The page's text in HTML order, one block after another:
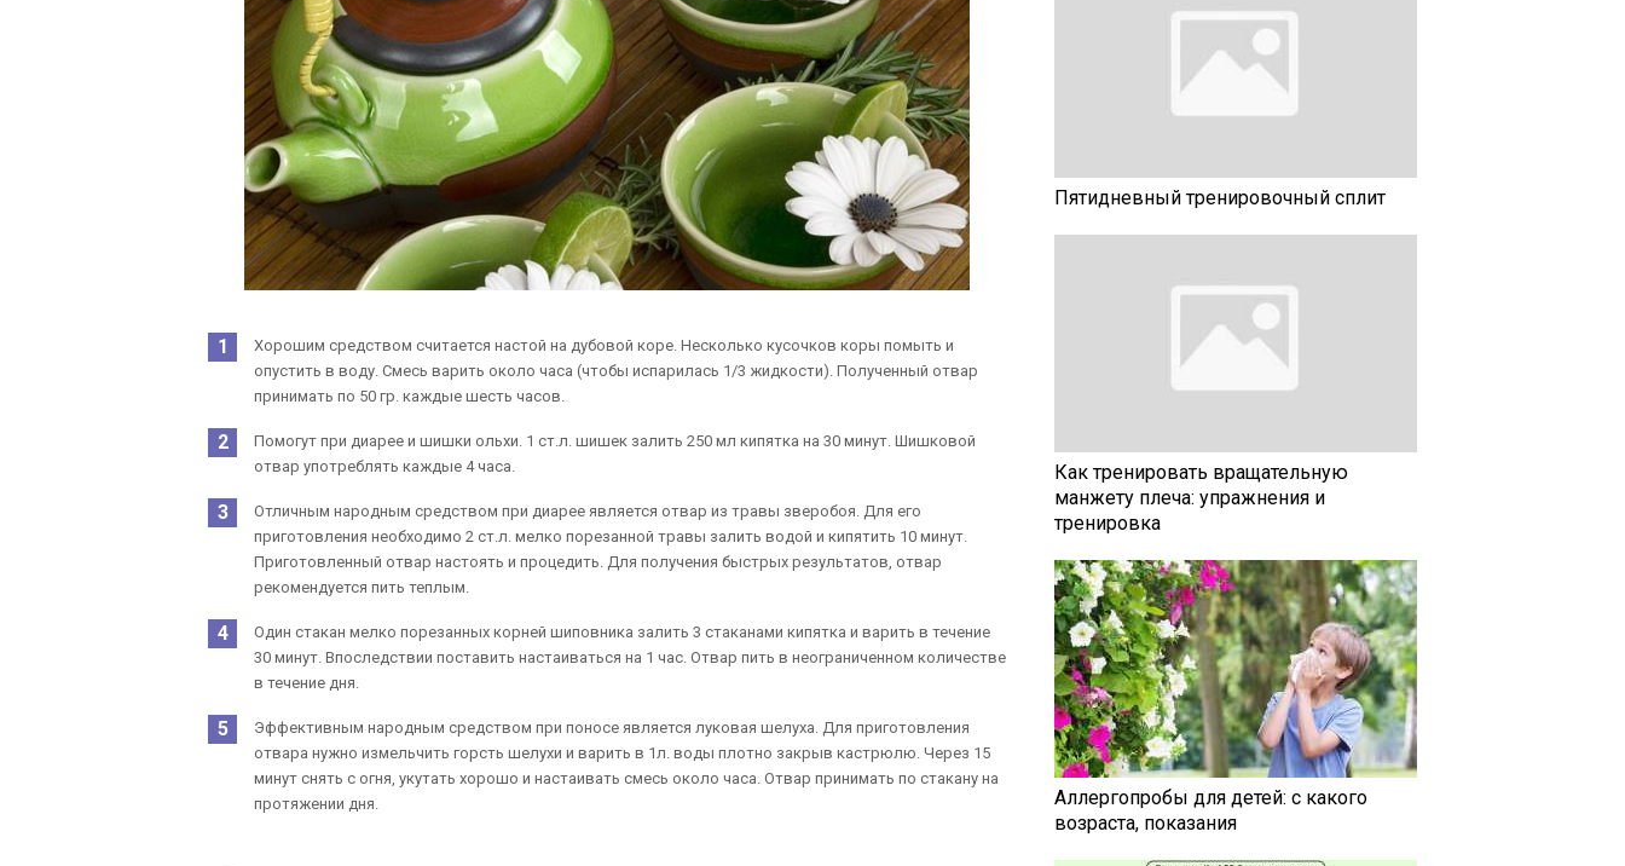
Хорошим средством считается настой на дубовой коре. Несколько кусочков коры помыть и
опустить в воду. Смесь варить около часа (чтобы испарилась 1/3 жидкости). Полученный отвар
принимать по 50 гр. каждые шесть часов.
Помогут при диарее и шишки ольхи. 1 ст.л. шишек залить 250 мл кипятка на 30 минут. Шишковой
отвар употреблять каждые 4 часа.
Отличным народным средством при диарее является отвар из травы зверобоя. Для его
приготовления необходимо 2 ст.л. мелко порезанной травы залить водой и кипятить 10 минут.
Приготовленный отвар настоять и процедить. Для получения быстрых результатов, отвар
рекомендуется пить теплым.
Один стакан мелко порезанных корней шиповника залить 3 стаканами кипятка и варить в течение
30 минут. Впоследствии поставить настаиваться на 1 час. Отвар пить в неограниченном количестве
в течение дня.
Эффективным народным средством при поносе является луковая шелуха. Для приготовления
отвара нужно измельчить горсть шелухи и варить в 1л. воды плотно закрыв кастрюлю. Через 15
минут снять с огня, укутать хорошо и настаивать смесь около часа. Отвар принимать по стакану на
протяжении дня.
Пятидневный тренировочный сплит
Как тренировать вращательную
манжету плеча: упражнения и
тренировка
Аллергопробы для детей: с какого
возраста, показания